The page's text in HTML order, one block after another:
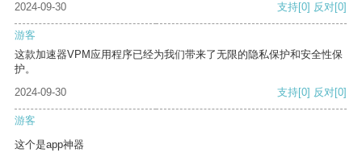
2024-09-30 支持[0] 反对[0]
游客
这款加速器VPM应用程序已经为我们带来了无限的隐私保护和安全性保
护。
2024-09-30
支持[0] 反对[0]
游客
这个是app神器